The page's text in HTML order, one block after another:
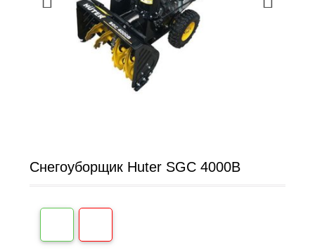
Снегоуборщик Huter SGC 4000B